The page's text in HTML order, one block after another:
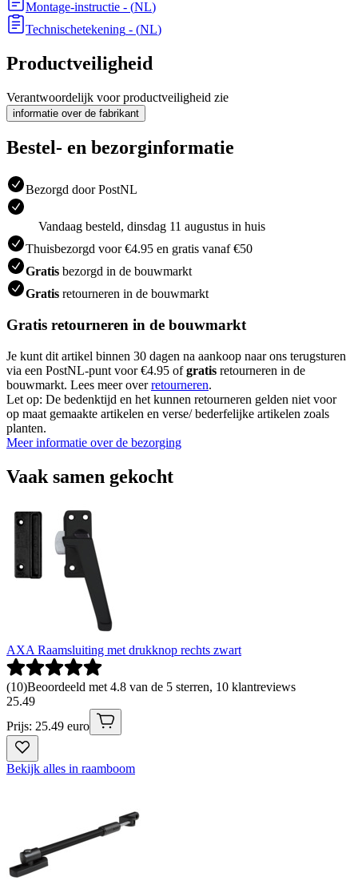
Montage-instructie - (NL)
Technischetekening - (NL)
Productveiligheid
Verantwoordelijk voor productveiligheid zie
informatie over de fabrikant
Bestel- en bezorginformatie
Bezorgd door PostNL
Vandaag besteld, dinsdag 11 augustus in huis
Thuisbezorgd voor €4.95 en gratis vanaf €50
Gratis bezorgd in de bouwmarkt
Gratis retourneren in de bouwmarkt
Gratis retourneren in de bouwmarkt
Je kunt dit artikel binnen 30 dagen na aankoop naar ons terugsturen
via een PostNL-punt voor €4.95 ofgratis retourneren in de
bouwmarkt. Lees meer overretourneren.
Let op: De bedenktijd en het kunnen retourneren gelden niet voor
op maat gemaakte artikelen en verse/ bederfelijke artikelen zoals
planten.
Meer informatie over de bezorging
Vaak samen gekocht
AXA Raamsluiting met drukknop rechts zwart
(10)Beoordeeld met 4.8 van de 5 sterren, 10 klantreviews
25.49
Prijs: 25.49 euro
Bekijk alles in raamboom